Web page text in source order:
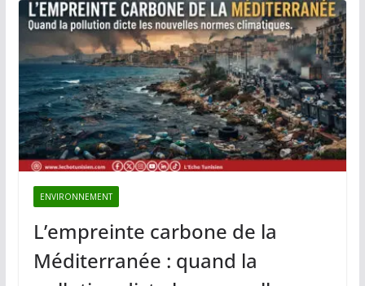
ENVIRONNEMENT
L’empreinte carbone de la
Méditerranée : quand la